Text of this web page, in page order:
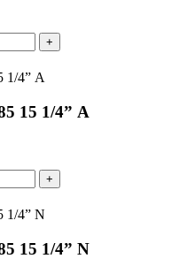
+
15 1/4” A
+
15 1/4” N